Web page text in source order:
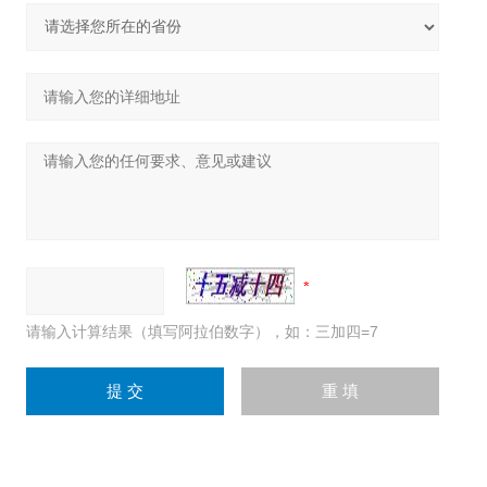
请输入计算结果（填写阿拉伯数字），如：三加四=7